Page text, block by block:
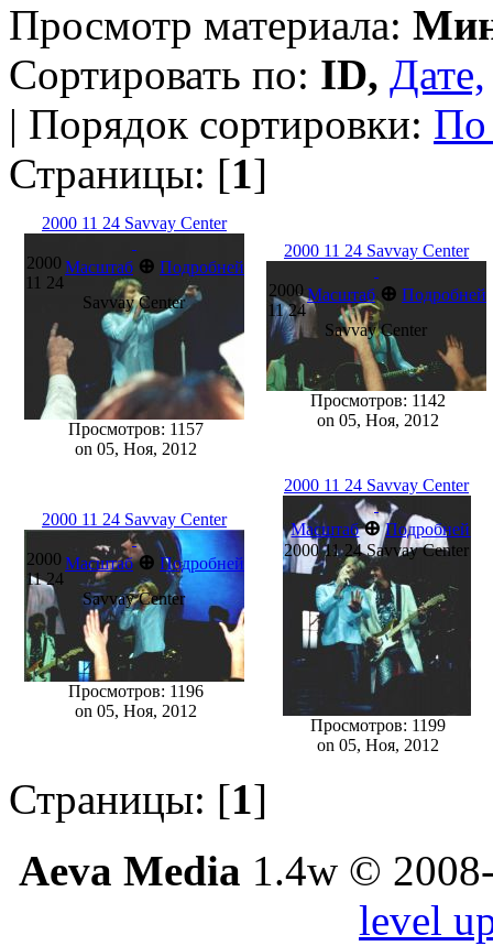
Просмотр материала:
Сортировать по: ID, Дате,
| Порядок сортировки: По
Страницы: [1]
2000 11 24 Savvay Center
Масштаб ⊕ Подробней
2000
11 24
Savvay Center
Просмотров: 1157
on 05, Ноя, 2012
2000 11 24 Savvay Center
Масштаб ⊕ Подробней
2000
11 24
Savvay Center
Просмотров: 1142
on 05, Ноя, 2012
2000 11 24 Savvay Center
Масштаб ⊕ Подробней
2000
11 24
Savvay Center
Просмотров: 1196
on 05, Ноя, 2012
2000 11 24 Savvay Center
Масштаб ⊕ Подробней
2000 11 24 Savvay Center
Просмотров: 1199
on 05, Ноя, 2012
Страницы: [1]
Aeva Media 1.4w ©
level